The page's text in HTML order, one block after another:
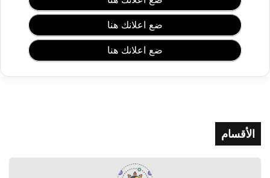
ضع اعلانك هنا
ضع اعلانك هنا
الأقسام